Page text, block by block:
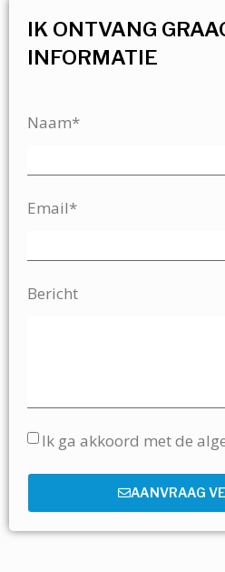
IK ONTVANG
INFORMATIE
Naam*
Email*
Bericht
Ik ga akkoord met de
AANVRAAG